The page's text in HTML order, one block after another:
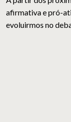
afirmativa e pró-
evoluirmos no